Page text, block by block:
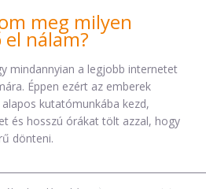
meg milyen
nálam?
mindannyian a legjobb internetet
Éppen ezért az emberek
kutatómunkába kezd,
és hosszú órákat tölt azzal, hogy
dönteni.